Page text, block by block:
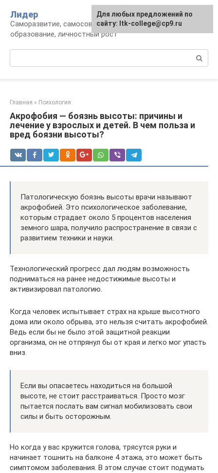
контенту
Лидер
Саморазвитие, самосовершенствование,
образование, личностный рост
Главная » Психология
Акрофобия — боязнь высоты: причины и
лечение у взрослых и детей. В чем польза и
вред боязни высоты?
Патологическую боязнь высоты врачи называют
акрофобией. Это психологическое заболевание,
которым страдает около 5 процентов населения
земного шара, получило распространение в связи с
развитием техники и науки.
Технологический прогресс дал людям возможность
подниматься на ранее недостижимые высоты и
активизировал патологию.
Когда человек испытывает страх на крыше высотного
дома или около обрыва, это нельзя считать акрофобией.
Ведь если бы не было этой защитной реакции
организма, он не отпрянул бы от края и легко мог упасть
вниз.
Если вы опасаетесь находиться на большой
высоте, не стоит расстраиваться. Просто мозг
пытается послать вам сигнал мобилизовать свои
силы и быть осторожным.
Но когда у вас кружится голова, трясутся руки и
начинает тошнить на балконе 4 этажа, это может быть
симптомом заболевания. В этом случае стоит подумать
Для любых предложений по
сайту: ltk-college@cp9.ru